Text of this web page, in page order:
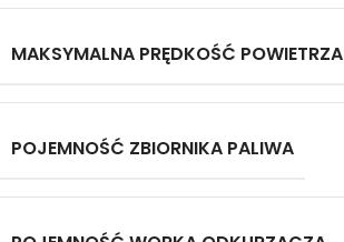
MAKSYMALNA PRĘDKOŚĆ POWIETRZA
POJEMNOŚĆ ZBIORNIKA PALIWA